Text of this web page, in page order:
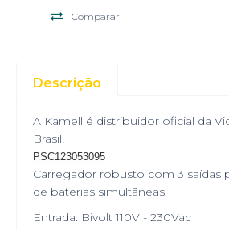
Comparar
Descrição
A Kamell é distribuidor oficial da
Brasil!
PSC123053095
Carregador robusto com 3 saídas
de baterias simultâneas.
Entrada: Bivolt 110V - 230Vac